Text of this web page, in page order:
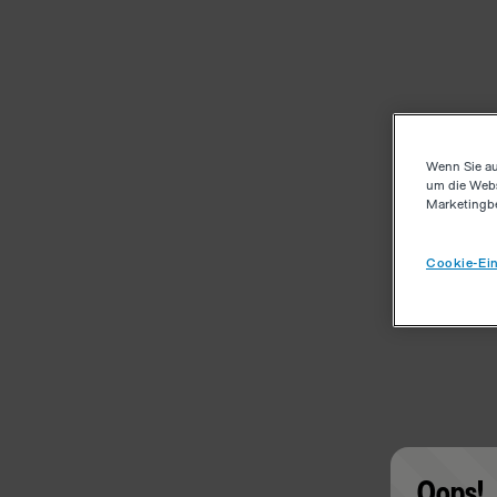
Wenn Sie
um die
Cookie-